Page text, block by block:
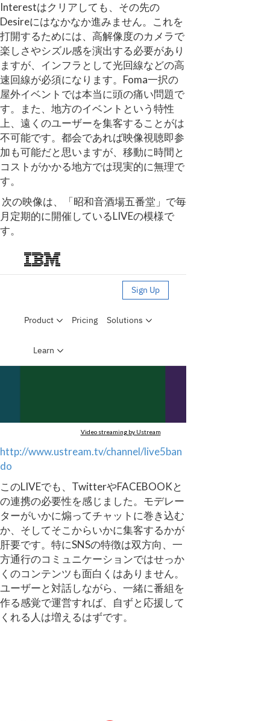
Interestはクリアしても、その先の
Desireにはなかなか進みません。これを
打開するためには、高解像度のカメラで
楽しさやシズル感を演出する必要があり
ますが、インフラとして光回線などの高
速回線が必須になります。Foma一択の
屋外イベントでは本当に頭の痛い問題で
す。また、地方のイベントという特性
上、遠くのユーザーを集客することがは
不可能です。都会であれば映像視聴即参
加も可能だと思いますが、移動に時間と
コストがかかる地方では現実的に無理で
す。
次の映像は、「昭和音酒場五番堂」で毎
月定期的に開催しているLIVEの模様で
す。
Video streaming by Ustream
http://www.ustream.tv/channel/live5ban
do
このLIVEでも、TwitterやFACEBOOKと
の連携の必要性を感じました。モデレー
ターがいかに煽ってチャットに巻き込む
か、そしてそこからいかに集客するかが
肝要です。特にSNSの特徴は双方向、一
方通行のコミュニケーションではせっか
くのコンテンツも面白くはありません。
ユーザーと対話しながら、一緒に番組を
作る感覚で運営すれば、自ずと応援して
くれる人は増えるはずです。